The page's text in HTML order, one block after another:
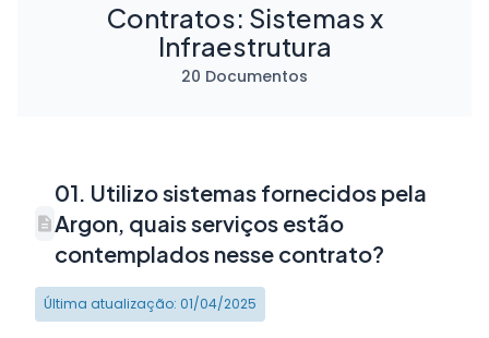
Contratos: Sistemas x
Infraestrutura
20 Documentos
01. Utilizo sistemas fornecidos pela
Argon, quais serviços estão
contemplados nesse contrato?
Última atualização: 01/04/2025